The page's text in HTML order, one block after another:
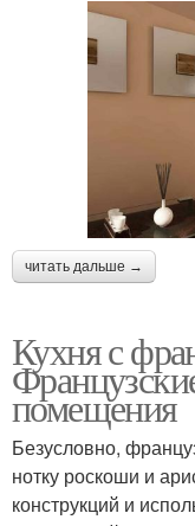
читать дальше →
Кухня с
помещения
Безусловно,
нотку роскоши и
конструкций и